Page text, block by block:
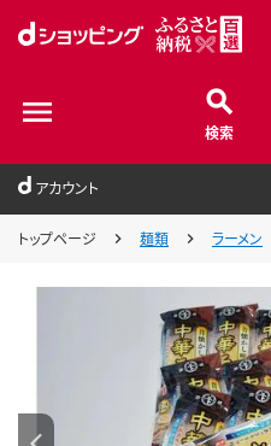
検索
アカウント
トップページ 麺類 ラーメン